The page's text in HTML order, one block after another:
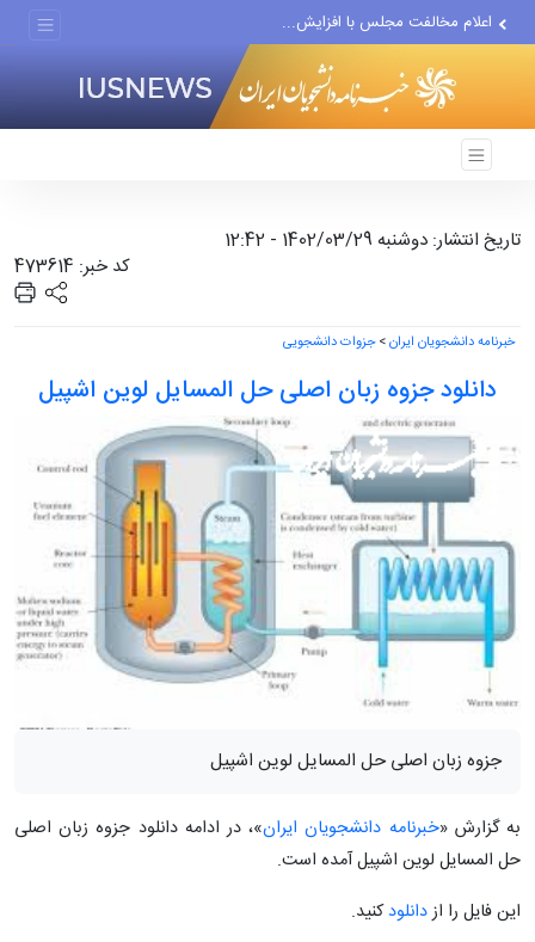
اعلام مخالفت مجلس با افزایش...
دلیل جدایی رامین رضاییان از...
تاریخ انتشار: دوشنبه 1402/03/29 - 12:42
کد خبر: 473614
خبرنامه دانشجویان ایران>جزوات دانشجویی
دانلود جزوه زبان اصلی حل المسایل لوین اشپیل
جزوه زبان اصلی حل المسایل لوین اشپیل
به گزارش «خبرنامه دانشجویان ایران»، در ادامه دانلود جزوه زبان اصلی
حل المسایل لوین اشپیل آمده است.
این فایل را ازدانلودکنید.